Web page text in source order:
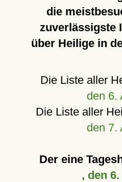
die
zuverlässigste
über Heilige in
Die Liste aller
den 6.
Die Liste aller
den 7.
Der eine
, den